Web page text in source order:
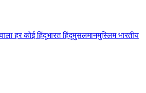
हर कोई हिंदूभारत हिंदूमुसलमानमुस्लिम भारतीय